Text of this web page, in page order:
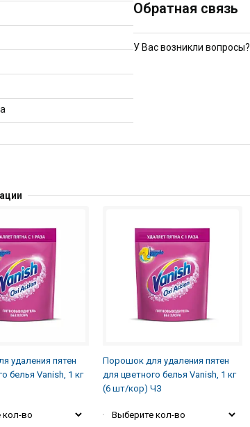
Обратная связь
У Вас возникли вопросы?
удаления пятен
белья Vanish, 1 кг
кол-во
Порошок для удаления пятен
для цветного белья Vanish, 1 кг
(6 шт/кор) ЧЗ
Выберите кол-во